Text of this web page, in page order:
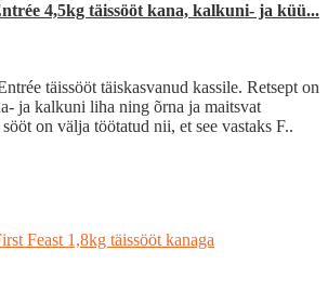
4,5kg täissööt kana, kalkuni- ja küü...
täissööt täiskasvanud kassile. Retsept on
ja kalkuni liha ning õrna ja maitsvat
on välja töötatud nii, et see vastaks F..